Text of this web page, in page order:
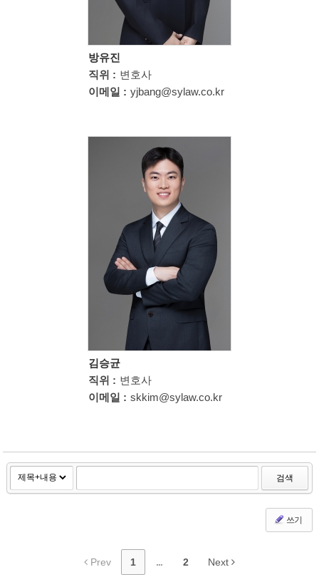
방유진
직위 : 변호사
이메일 : yjbang@sylaw.co.kr
김승균
직위 : 변호사
이메일 : skkim@sylaw.co.kr
검색
쓰기
Prev 1 ... 2 Next